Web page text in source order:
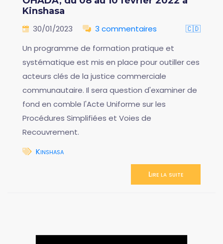
Kinshasa
30/01/2023 3 commentaires
🇨🇩
Un programme de formation pratique et
systématique est mis en place pour outiller ces
acteurs clés de la justice commerciale
communautaire. Il sera question d'examiner de
fond en comble l'Acte Uniforme sur les
Procédures Simplifiées et Voies de
Recouvrement.
Kinshasa
Lire la suite